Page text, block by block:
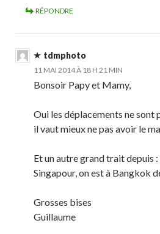
RÉPONDRE
tdmphoto
11 MAI 2014 À 18 H 21 MIN
Bonsoir Papy et Mamy,
Oui les déplacements ne sont
il vaut mieux ne pas avoir le
Et un autre grand trait depuis :
Singapour, on est à Bangkok
Grosses bises
Guillaume